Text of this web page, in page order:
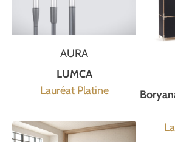
AURA
LUMCA
Lauréat Platine